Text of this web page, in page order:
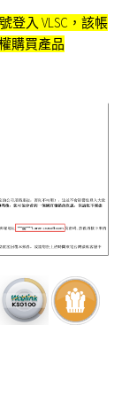
登入 VLSC，該帳
購買產品